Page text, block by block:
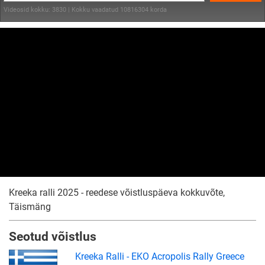
Videosid kokku: 3830 | Kokku vaadatud 10816304 korda
Kreeka ralli 2025 - reedese võistluspäeva kokkuvõte,
Täismäng
Seotud võistlus
Kreeka Ralli - EKO Acropolis Rally Greece